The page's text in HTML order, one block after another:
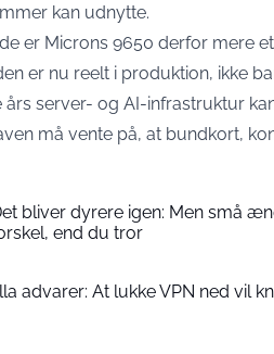
kan udnytte.
er Microns 9650 derfor mere
er nu reelt i produktion, ikke
server- og AI-infrastruktur
må vente på, at bundkort,
bliver dyrere igen: Men små
end du tror
advarer: At lukke VPN ned vil